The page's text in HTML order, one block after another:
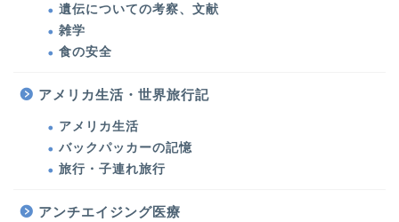
遺伝についての考察、文献
雑学
食の安全
アメリカ生活・世界旅行記
アメリカ生活
バックパッカーの記憶
旅行・子連れ旅行
アンチエイジング医療